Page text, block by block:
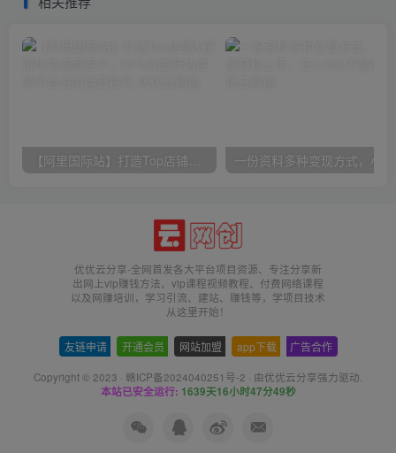
优优云分享-全网首发各大平台项目资源、专注分享新
出网上vip赚钱方法、vip课程视频教程、付费网络课程
以及网赚培训，学习引流、建站、赚钱等，学项目技术
从这里开始！
友链申请 开通会员 网站加盟 app下载 广告合作
Copyright © 2023 · 赣ICP备2024040251号-2 · 由优优云分享强力驱动.
本站已安全运行: 1639天16小时47分49秒